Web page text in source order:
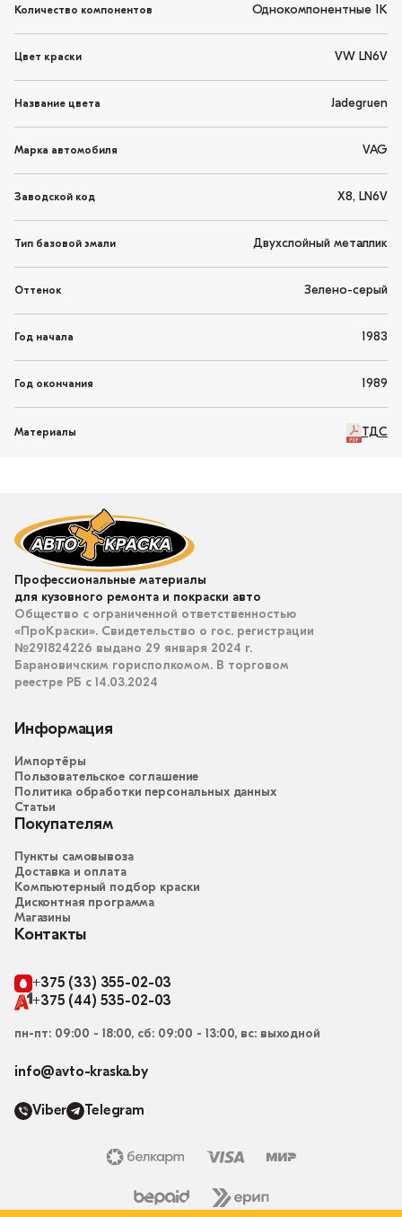
Количество компонентов Однокомпонентные 1K
Цвет краски VW LN6V
Название цвета Jadegruen
Марка автомобиля VAG
Заводской код X8, LN6V
Тип базовой эмали Двухслойный металлик
Оттенок Зелено-серый
Год начала 1983
Год окончания 1989
Материалы ТДС
Профессиональные материалы
для кузовного ремонта и покраски авто
Общество с ограниченной ответственностью
«ПроКраски». Свидетельство о гос. регистрации
№291824226 выдано 29 января 2024 г.
Барановичским горисполкомом. В торговом
реестре РБ с 14.03.2024
Информация
Импортёры
Пользовательское соглашение
Политика обработки персональных данных
Статьи
Покупателям
Пункты самовывоза
Доставка и оплата
Компьютерный подбор краски
Дисконтная программа
Магазины
Контакты
+375 (33) 355-02-03
+375 (44) 535-02-03
пн-пт: 09:00 - 18:00, сб: 09:00 - 13:00, вс: выходной
info@avto-kraska.by
Viber Telegram